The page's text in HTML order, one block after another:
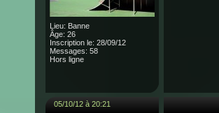
Lieu: Banne
Âge: 26
Inscription le: 28/09/12
Messages: 58
Hors ligne
05/10/12 à 20:21